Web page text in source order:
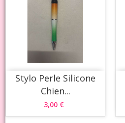
Stylo Perle Silicone
Chien...
3,00 €